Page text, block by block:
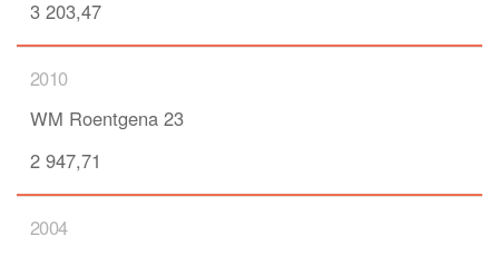
3 203,47
2010
WM Roentgena 23
2 947,71
2004